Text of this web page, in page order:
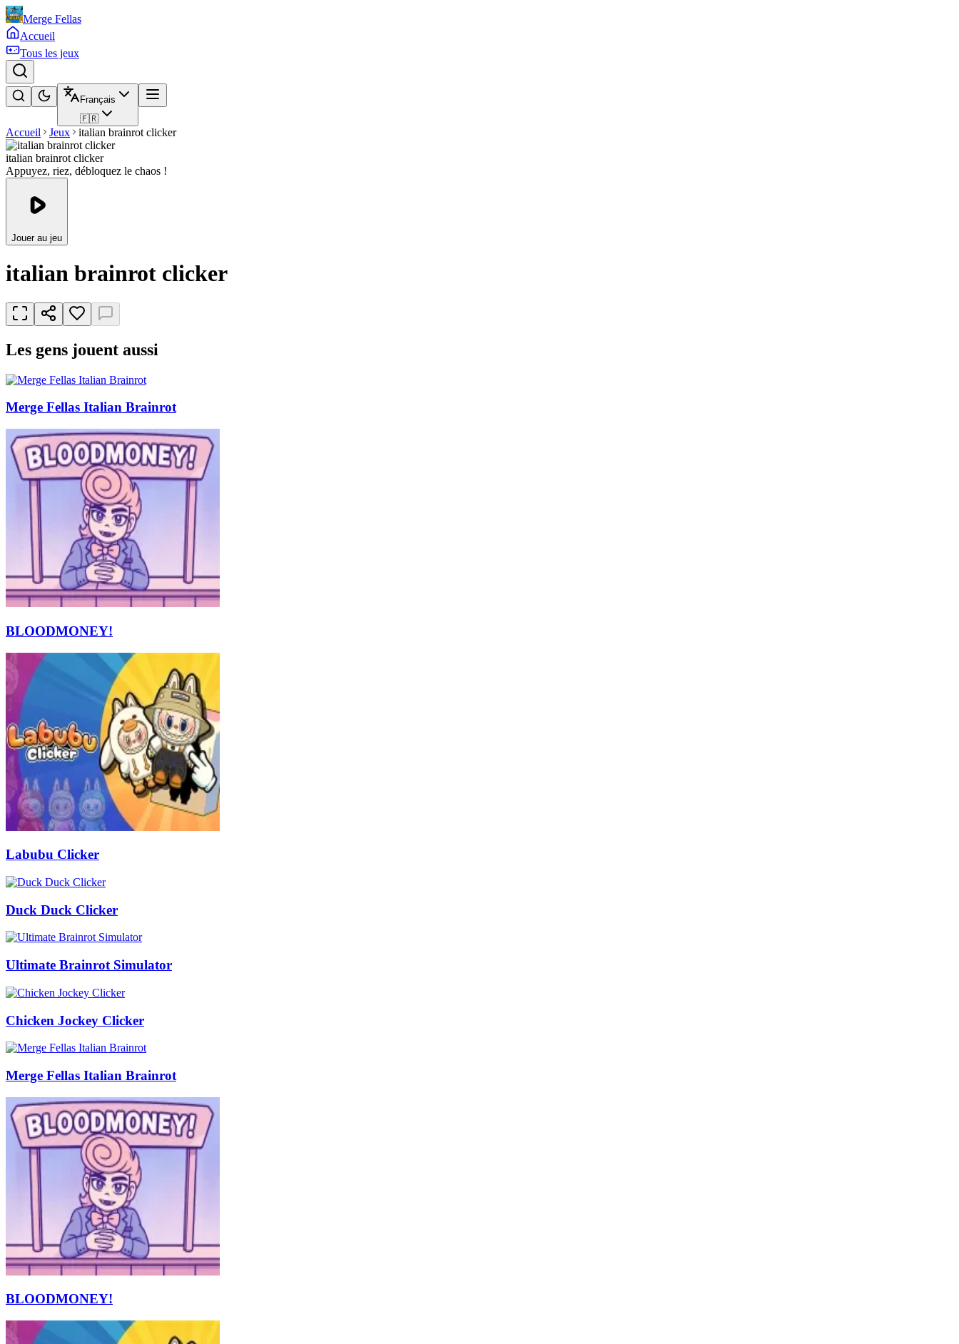
Merge Fellas
Accueil
Tous les jeux
Français
🇫🇷
Accueil Jeux italian brainrot clicker
italian brainrot clicker
Appuyez, riez, débloquez le chaos !
Jouer au jeu
italian brainrot clicker
Les gens jouent aussi
Merge Fellas Italian Brainrot
BLOODMONEY!
Labubu Clicker
Duck Duck Clicker
Ultimate Brainrot Simulator
Chicken Jockey Clicker
Merge Fellas Italian Brainrot
BLOODMONEY!